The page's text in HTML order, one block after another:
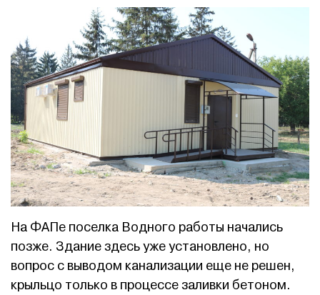
На ФАПе поселка Водного работы начались
позже. Здание здесь уже установлено, но
вопрос с выводом канализации еще не решен,
крыльцо только в процессе заливки бетоном.